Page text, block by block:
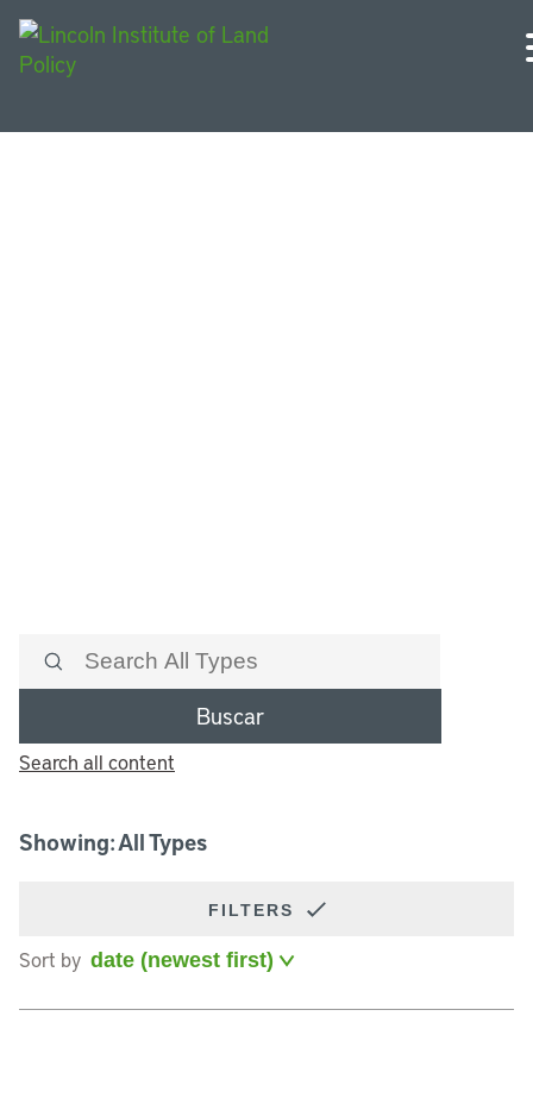
Buscar
Search all content
Showing: All Types
FILTERS
Sort by